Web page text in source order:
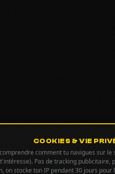
COOKIES & VIE
comment tu navigues sur
Pas de tracking publicitaire,
on stocke ton IP pendant 30 jours